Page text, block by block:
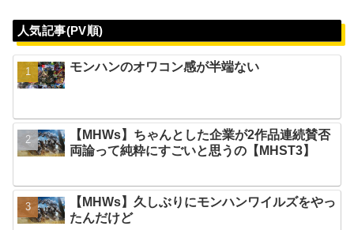
人気記事(PV順)
モンハンのオワコン感が半端ない
【MHWs】ちゃんとした企業が2作品連続賛否
両論って純粋にすごいと思うの【MHST3】
【MHWs】久しぶりにモンハンワイルズをやっ
たんだけど